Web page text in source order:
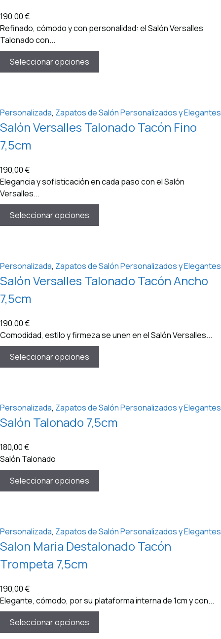
190,00€
Refinado, cómodo y con personalidad: el Salón Versalles
Talonado con...
Seleccionar opciones
Personalizada, Zapatos de Salón Personalizados y Elegantes
Salón Versalles Talonado Tacón Fino
7,5cm
190,00€
Elegancia y sofisticación en cada paso con el Salón
Versalles...
Seleccionar opciones
Personalizada, Zapatos de Salón Personalizados y Elegantes
Salón Versalles Talonado Tacón Ancho
7,5cm
190,00€
Comodidad, estilo y firmeza se unen en el Salón Versalles...
Seleccionar opciones
Personalizada, Zapatos de Salón Personalizados y Elegantes
Salón Talonado 7,5cm
180,00€
Salón Talonado
Seleccionar opciones
Personalizada, Zapatos de Salón Personalizados y Elegantes
Salon Maria Destalonado Tacón
Trompeta 7,5cm
190,00€
Elegante, cómodo, por su plataforma interna de 1cm y con...
Seleccionar opciones